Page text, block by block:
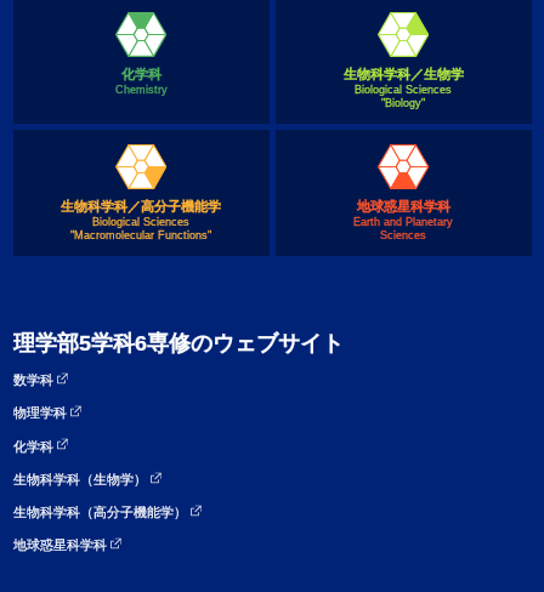
化学科
Chemistry
生物科学科／生物学
Biological Sciences
"Biology"
生物科学科／高分子機能学
Biological Sciences
"Macromolecular Functions"
地球惑星科学科
Earth and Planetary
Sciences
理学部5学科6専修のウェブサイト
数学科
物理学科
化学科
生物科学科（生物学）
生物科学科（高分子機能学）
地球惑星科学科